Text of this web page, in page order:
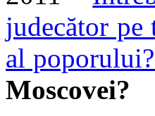
judecător pe
al
Moscovei?